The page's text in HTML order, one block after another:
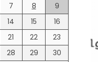
7 8
9
14 15
16
21 22
23
28 29
30